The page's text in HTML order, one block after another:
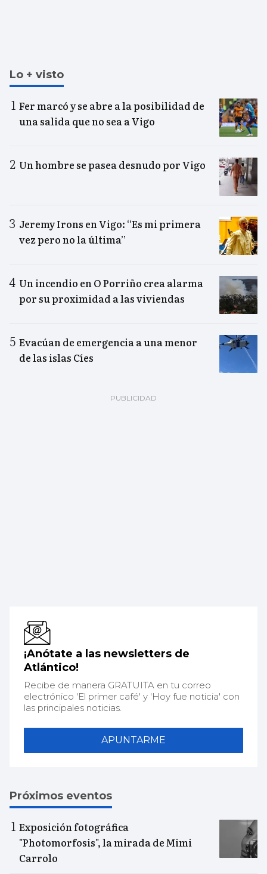
Lo + visto
Fer marcó y se abre a la posibilidad de
una salida que no sea a Vigo
Un hombre se pasea desnudo por Vigo
Jeremy Irons en Vigo: “Es mi primera
vez pero no la última”
Un incendio en O Porriño crea alarma
por su proximidad a las viviendas
Evacúan de emergencia a una menor
de las islas Cíes
¡Anótate a las newsletters de
Atlántico!
Recibe de manera GRATUITA en tu correo
electrónico 'El primer café' y 'Hoy fue noticia' con
las principales noticias.
APUNTARME
Próximos eventos
Exposición fotográfica
"Photomorfosis", la mirada de Mimi
Carrolo